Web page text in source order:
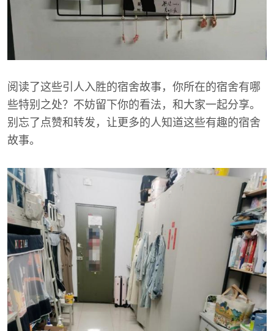
阅读了这些引人入胜的宿舍故事，你所在的宿舍有哪
些特别之处？不妨留下你的看法，和大家一起分享。
别忘了点赞和转发，让更多的人知道这些有趣的宿舍
故事。